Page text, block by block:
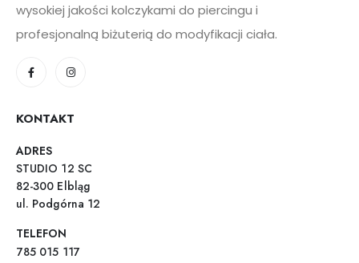
wysokiej jakości kolczykami do piercingu i
profesjonalną biżuterią do modyfikacji ciała.
KONTAKT
ADRES
STUDIO 12 SC
82-300 Elbląg
ul. Podgórna 12
TELEFON
785 015 117